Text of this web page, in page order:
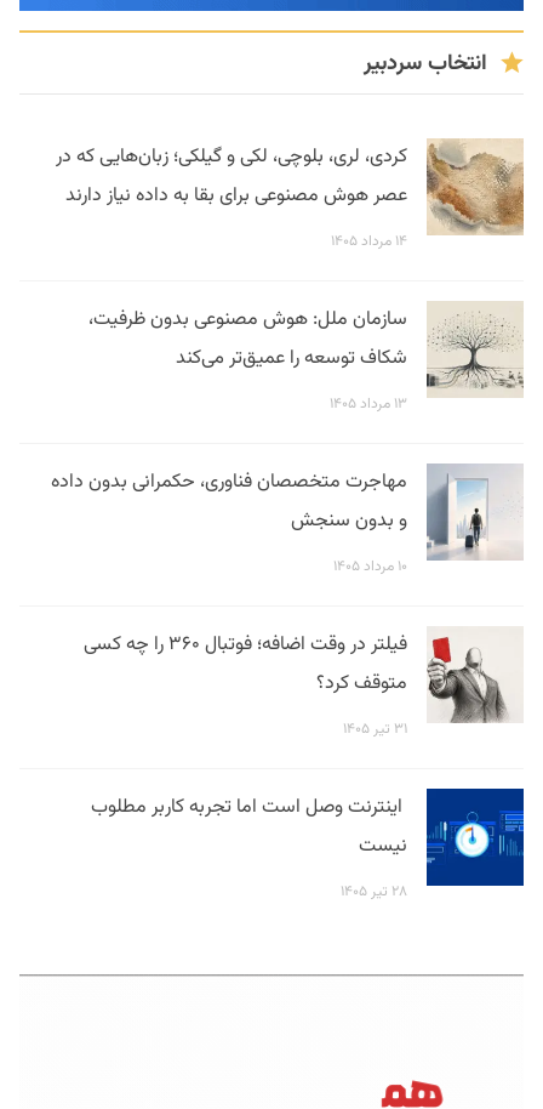
انتخاب سردبیر
کردی، لری، بلوچی، لکی و گیلکی؛ زبان‌هایی که در
عصر هوش مصنوعی برای بقا به داده نیاز دارند
۱۴ مرداد ۱۴۰۵
سازمان ملل: هوش مصنوعی بدون ظرفیت،
شکاف توسعه را عمیق‌تر می‌کند
۱۳ مرداد ۱۴۰۵
مهاجرت متخصصان فناوری، حکمرانی بدون داده
و بدون سنجش
۱۰ مرداد ۱۴۰۵
فیلتر در وقت اضافه؛ فوتبال ۳۶۰ را چه کسی
متوقف کرد؟
۳۱ تیر ۱۴۰۵
اینترنت وصل است اما تجربه کاربر مطلوب
نیست
۲۸ تیر ۱۴۰۵